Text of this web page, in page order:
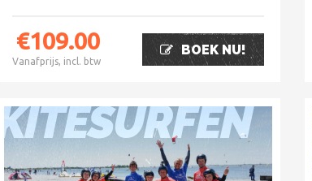
€109.00
Vanafprijs, incl. btw
BOEK NU!
KITESURFEN